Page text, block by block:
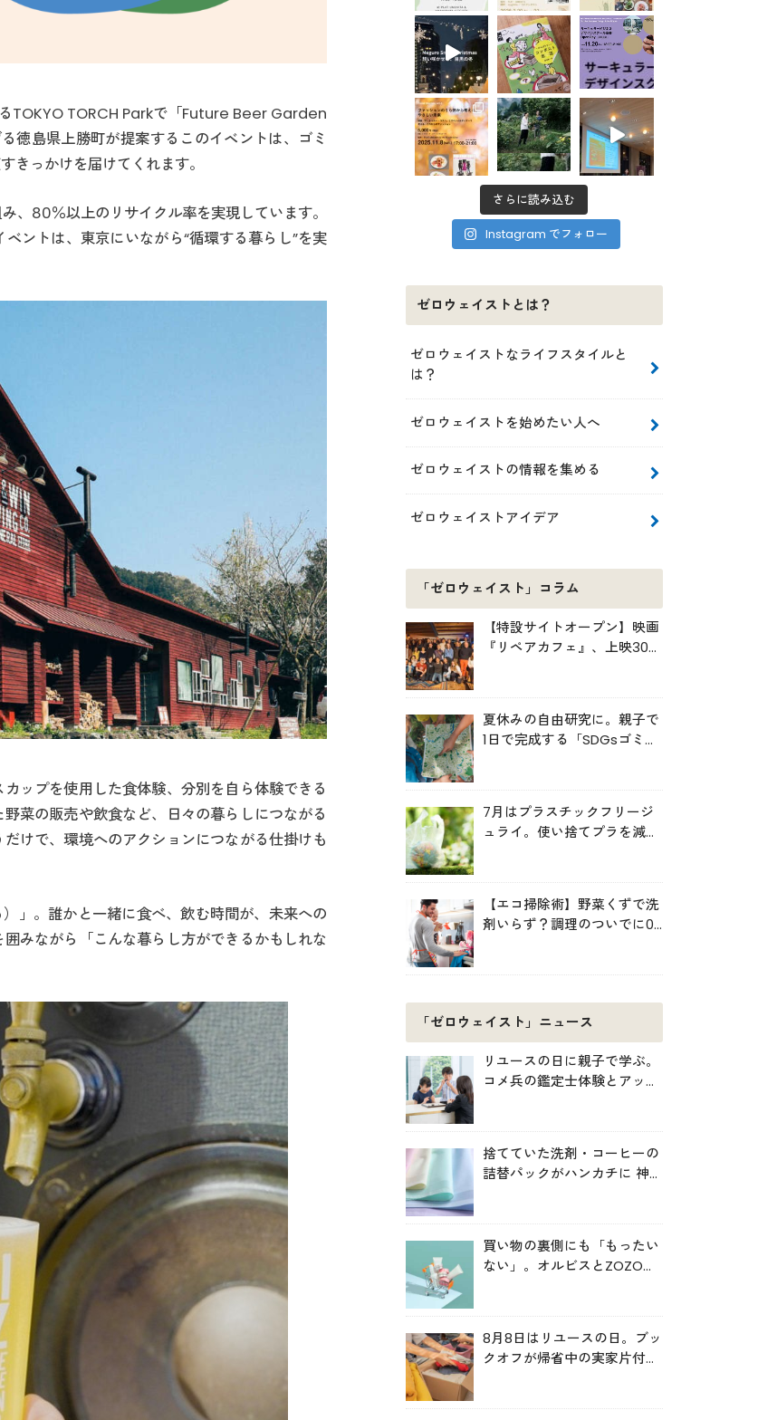
TOKYO TORCH Parkで「Future Beer Garden
徳島県上勝町が提案するこのイベントは、ゴミ
きっかけを届けてくれます。
、80％以上のリサイクル率を実現しています。
ントは、東京にいながら“循環する暮らし”を実
ップを使用した食体験、分別を自ら体験できる
菜の販売や飲食など、日々の暮らしにつながる
けで、環境へのアクションにつながる仕掛けも
」。誰かと一緒に食べ、飲む時間が、未来への
みながら「こんな暮らし方ができるかもしれな
さらに読み込む
Instagram でフォロー
ゼロウェイストとは？
ゼロウェイストなライフスタイルと
は？
ゼロウェイストを始めたい人へ
ゼロウェイストの情報を集める
ゼロウェイストアイデア
「ゼロウェイスト」コラム
【特設サイトオープン】映画
『リペアカフェ』、上映300
夏休みの自由研究に。親子で
1日で完成する「SDGsゴミ・
7月はプラスチックフリージ
ュライ。使い捨てプラを減ら
【エコ掃除術】野菜くずで洗
剤いらず？調理のついでに0
「ゼロウェイスト」ニュース
リユースの日に親子で学ぶ。
コメ兵の鑑定士体験とアップ
捨てていた洗剤・コーヒーの
詰替パックがハンカチに 神
買い物の裏側にも「もったい
ない」。オルビスとZOZOが
8月8日はリユースの日。ブッ
クオフが帰省中の実家片付け